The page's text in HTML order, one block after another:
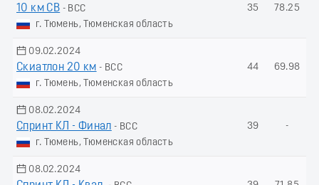
10 км СВ - ВСС
г. Тюмень, Тюменская область
35 78.25
09.02.2024
Скиатлон 20 км - ВСС
г. Тюмень, Тюменская область
44 69.98
08.02.2024
Спринт КЛ - Финал - ВСС
г. Тюмень, Тюменская область
39 -
08.02.2024